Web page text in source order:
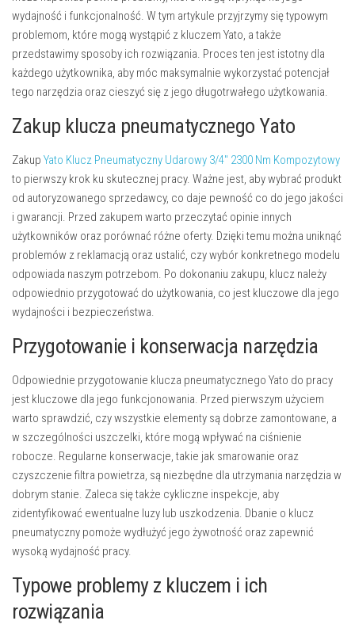
wydajność i funkcjonalność. W tym artykule przyjrzymy się typowym
problemom, które mogą wystąpić z kluczem Yato, a także
przedstawimy sposoby ich rozwiązania. Proces ten jest istotny dla
każdego użytkownika, aby móc maksymalnie wykorzystać potencjał
tego narzędzia oraz cieszyć się z jego długotrwałego użytkowania.
Zakup klucza pneumatycznego Yato
Zakup Yato Klucz Pneumatyczny Udarowy 3/4″ 2300 Nm Kompozytowy
to pierwszy krok ku skutecznej pracy. Ważne jest, aby wybrać produkt
od autoryzowanego sprzedawcy, co daje pewność co do jego jakości
i gwarancji. Przed zakupem warto przeczytać opinie innych
użytkowników oraz porównać różne oferty. Dzięki temu można uniknąć
problemów z reklamacją oraz ustalić, czy wybór konkretnego modelu
odpowiada naszym potrzebom. Po dokonaniu zakupu, klucz należy
odpowiednio przygotować do użytkowania, co jest kluczowe dla jego
wydajności i bezpieczeństwa.
Przygotowanie i konserwacja narzędzia
Odpowiednie przygotowanie klucza pneumatycznego Yato do pracy
jest kluczowe dla jego funkcjonowania. Przed pierwszym użyciem
warto sprawdzić, czy wszystkie elementy są dobrze zamontowane, a
w szczególności uszczelki, które mogą wpływać na ciśnienie
robocze. Regularne konserwacje, takie jak smarowanie oraz
czyszczenie filtra powietrza, są niezbędne dla utrzymania narzędzia w
dobrym stanie. Zaleca się także cykliczne inspekcje, aby
zidentyfikować ewentualne luzy lub uszkodzenia. Dbanie o klucz
pneumatyczny pomoże wydłużyć jego żywotność oraz zapewnić
wysoką wydajność pracy.
Typowe problemy z kluczem i ich
rozwiązania